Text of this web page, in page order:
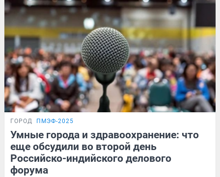
ГОРОД ПМЭФ-2025
Умные города и здравоохранение: что
еще обсудили во второй день
Российско-индийского делового
форума